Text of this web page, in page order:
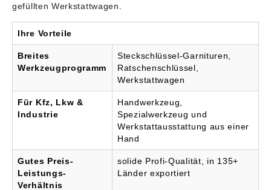
gefüllten Werkstattwagen.
Ihre Vorteile
Breites
Werkzeugprogramm
Steckschlüssel-Garnituren,
Ratschenschlüssel,
Werkstattwagen
Für Kfz, Lkw &
Industrie
Handwerkzeug,
Spezialwerkzeug und
Werkstattausstattung aus einer
Hand
Gutes Preis-
Leistungs-
Verhältnis
solide Profi-Qualität, in 135+
Länder exportiert